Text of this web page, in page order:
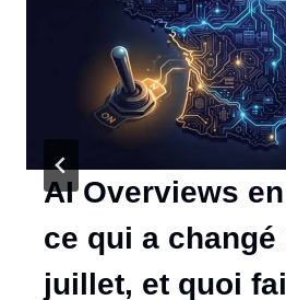
AI Overviews
ce qui a changé
juillet, et quoi